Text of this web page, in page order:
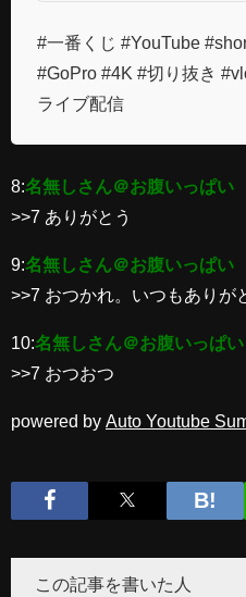
#一番くじ #YouTube
#GoPro #4K #切り抜き
ライブ配信
8:名無しさん＠お腹いっぱい
>>7 ありがとう
9:名無しさん＠お腹いっぱい
>>7 おつかれ。いつもありが
10:名無しさん＠お腹いっぱい
>>7 おつおつ
powered by Auto Youtube
この記事を書いた人